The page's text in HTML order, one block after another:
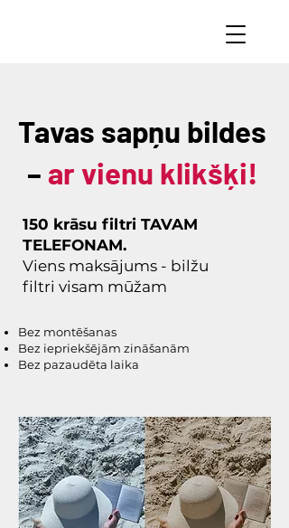
Tavas sapņu bildes
– ar vienu klikšķi!
150 krāsu filtri TAVAM
TELEFONAM.
Viens maksājums - bilžu
filtri visam mūžam
Bez montēšanas
Bez iepriekšējām zināšanām
Bez pazaudēta laika